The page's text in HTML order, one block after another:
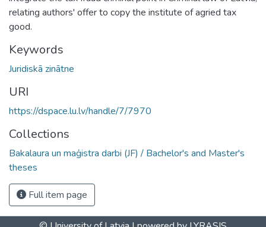
relating authors' offer to copy the institute of agried tax
good.
Keywords
Juridiskā zinātne
URI
https://dspace.lu.lv/handle/7/7970
Collections
Bakalaura un maģistra darbi (JF) / Bachelor's and Master's
theses
Full item page